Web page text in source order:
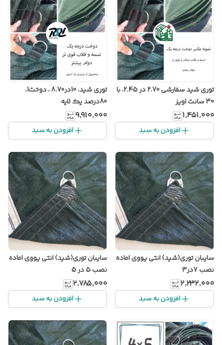
توری شید سفارشی 2.70 در 2.45، با
30 سانت اویز
۱٬۴۵۱٬۰۰۰
افزودن به سبد
توری شید، 10در8.70 ، دوخت1،
80درصد یک لایه
۹٬۹۱۰٬۰۰۰
افزودن به سبد
سایبان توری(شید) انتی یووی اماده
نصب 7در3
۲٬۲۳۲٬۰۰۰
افزودن به سبد
سایبان توری(شید) انتی یووی اماده
نصب 5 در 5
۲٬۷۸۵٬۰۰۰
افزودن به سبد